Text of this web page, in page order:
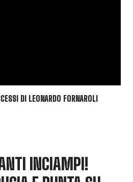
DI LEONARDO FORNAROLI
INCIAMPI!